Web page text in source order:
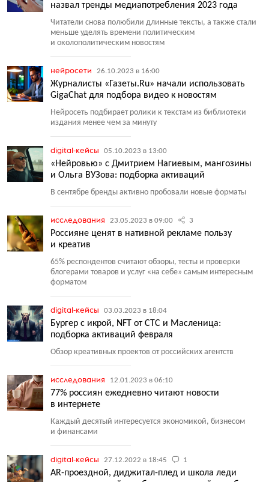
назвал тренды медиапотребления 2023 года
Читатели снова полюбили длинные тексты, а также стали
меньше уделять времени политическим
и околополитическим новостям
нейросети 26.10.2023 в 16:00
Журналисты «Газеты.Ru» начали использовать
GigaChat для подбора видео к новостям
Нейросеть подбирает ролики к текстам из библиотеки
издания менее чем за минуту
digital-кейсы 05.10.2023 в 13:00
«Нейровью» с Дмитрием Нагиевым, мангозины
и Ольга ВУЗова: подборка активаций
В сентябре бренды активно пробовали новые форматы
исследования 23.05.2023 в 09:00 3
Россияне ценят в нативной рекламе пользу
и креатив
65% респондентов считают обзоры, тесты и проверки
блогерами товаров и услуг «на себе» самым интересным
форматом
digital-кейсы 03.03.2023 в 18:04
Бургер с икрой, NFT от СТС и Масленица:
подборка активаций февраля
Обзор креативных проектов от российских агентств
исследования 12.01.2023 в 06:10
77% россиян ежедневно читают новости
в интернете
Каждый десятый интересуется экономикой, бизнесом
и финансами
digital-кейсы 27.12.2022 в 18:45 1
AR-проездной, диджитал-плед и школа леди